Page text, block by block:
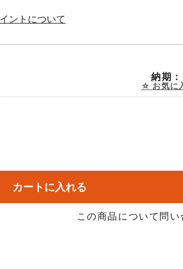
ントについて
納期
お気に
カートに入れる
この商品について問い